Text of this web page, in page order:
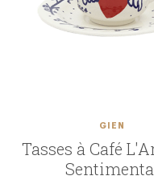
GIEN
Tasses à Café